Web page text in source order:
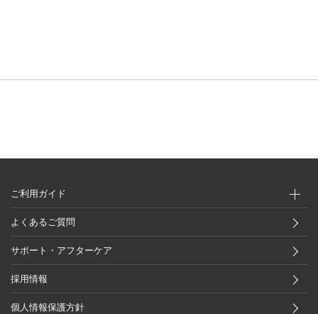
ご利用ガイド
よくあるご質問
サポート・アフターケア
採用情報
個人情報保護方針